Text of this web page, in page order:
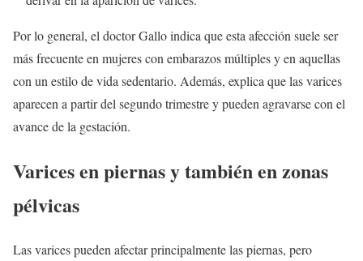
Por lo general, el doctor Gallo indica que esta afección suele ser
más frecuente en mujeres con embarazos múltiples y en aquellas
con un estilo de vida sedentario. Además, explica que las varices
aparecen a partir del segundo trimestre y pueden agravarse con el
avance de la gestación.
Varices en piernas y también en zonas
pélvicas
Las varices pueden afectar principalmente las piernas, pero